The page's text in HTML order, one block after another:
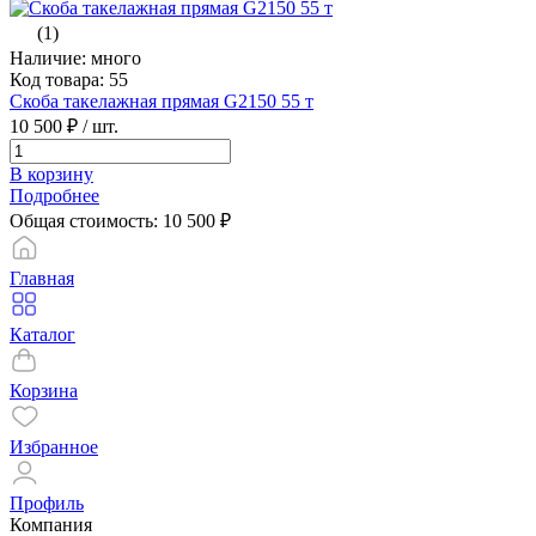
(1)
Наличие: много
Код товара: 55
Скоба такелажная прямая G2150 55 т
10 500 ₽ / шт.
В корзину
Подробнее
Общая стоимость: 10 500 ₽
Главная
Каталог
Корзина
Избранное
Профиль
Компания